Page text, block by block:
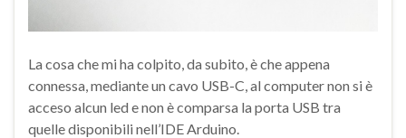
La cosa che mi ha colpito, da subito, è che appena
connessa, mediante un cavo USB-C, al computer non si è
acceso alcun led e non è comparsa la porta USB tra
quelle disponibili nell’IDE Arduino.